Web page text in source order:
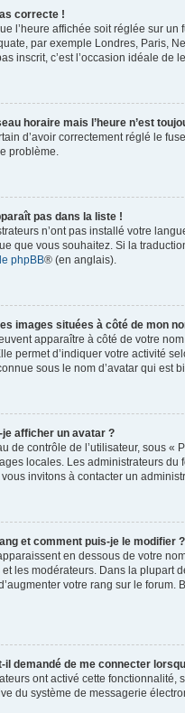
correcte !
l’heure affichée soit réglée sur
par exemple Londres, Paris,
inscrit, c’est l’occasion idéale de
horaire mais l’heure n’est
d’avoir correctement réglé le
problème.
pas dans la liste !
n’ont pas installé votre
que vous souhaitez. Si la
phpBB® (en anglais).
images situées à côté de mon
apparaître à côté de votre
permet d’indiquer votre activité
sous le nom d’avatar qui est
afficher un avatar ?
de contrôle de l’utilisateur, sous «
locales. Les administrateurs
vous invitons à contacter un
et comment puis-je le modifier ?
en dessous de votre
les modérateurs. Dans la plupart
votre rang sur le
il demandé de me connecter
ont activé cette
du système de messagerie